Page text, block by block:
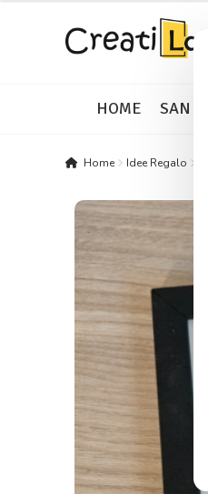
Skip
to
Skip
to
HOME SAN
Home Idee Regalo